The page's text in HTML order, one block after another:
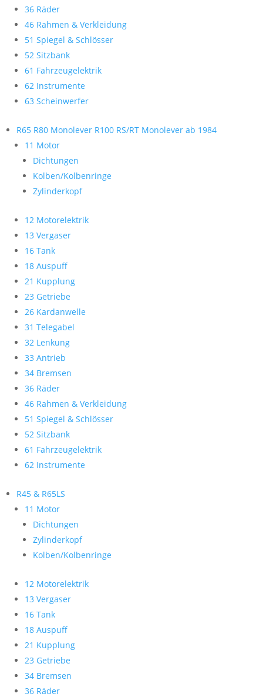
36 Räder
46 Rahmen & Verkleidung
51 Spiegel & Schlösser
52 Sitzbank
61 Fahrzeugelektrik
62 Instrumente
63 Scheinwerfer
R65 R80 Monolever R100 RS/RT Monolever ab 1984
11 Motor
Dichtungen
Kolben/Kolbenringe
Zylinderkopf
12 Motorelektrik
13 Vergaser
16 Tank
18 Auspuff
21 Kupplung
23 Getriebe
26 Kardanwelle
31 Telegabel
32 Lenkung
33 Antrieb
34 Bremsen
36 Räder
46 Rahmen & Verkleidung
51 Spiegel & Schlösser
52 Sitzbank
61 Fahrzeugelektrik
62 Instrumente
R45 & R65LS
11 Motor
Dichtungen
Zylinderkopf
Kolben/Kolbenringe
12 Motorelektrik
13 Vergaser
16 Tank
18 Auspuff
21 Kupplung
23 Getriebe
34 Bremsen
36 Räder